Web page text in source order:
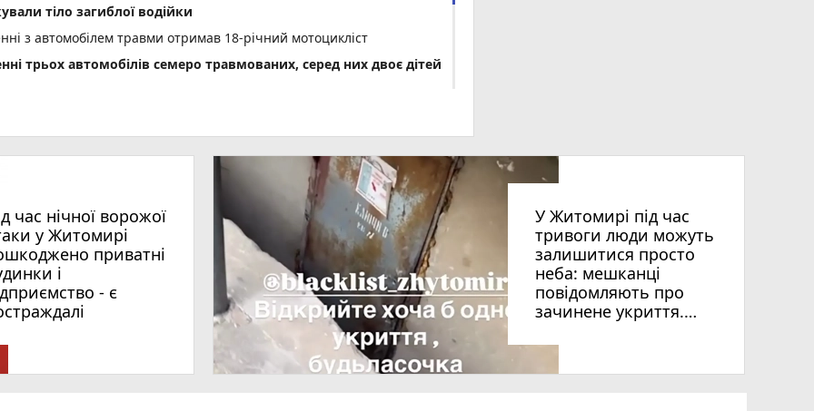
тіло загиблої водійки
з автомобілем травми отримав 18-річний мотоцикліст
трьох автомобілів семеро травмованих, серед них двоє дітей
нового законопроєкту
жителька Звягельщини потрапила на гачок шахраїв
час нічної ворожої
у Житомирі
приватні
і
- є
У Житомирі під час
тривоги люди можуть
залишитися просто
неба: мешканці
повідомляють про
зачинене укриття.